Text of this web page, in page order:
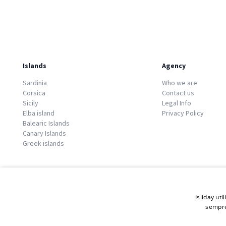
Islands
Sardinia
Corsica
Sicily
Elba island
Balearic Islands
Canary Islands
Greek islands
Agency
Who we are
Contact us
Legal Info
Privacy Policy
© 2026 Copyright GATE S.r.l - Via G. Cacciò 5 - 57034 Portoferraio -
Isliday